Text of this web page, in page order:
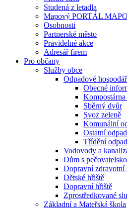
Studená z letadla
Mapový PORTÁL
Osobnosti
Partnerské město
Pravidelné akce
Adresář firem
Pro občany
Služby obce
Odpadové
Obecné
Sběrný dvůr
Svoz zeleně
Komunální
Ostatní odpad
Třídění
Vodovody a
Dům s
Dopravní zdravotní
Dětské hřiště
Dopravní hřiště
Zprostředkované
Základní a Mateřská škola